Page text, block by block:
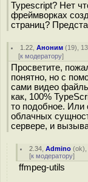
Typescript? Нет
фреймворках
страниц?
1.22 ,Аноним (19),
[к модератору]
Просветите,
понятно, но с
сами видео
как, 100%
то подобное. Или
облачных
сервере, и
2.34 ,Admino (ok),
[к модератору]
ffmpeg-utils